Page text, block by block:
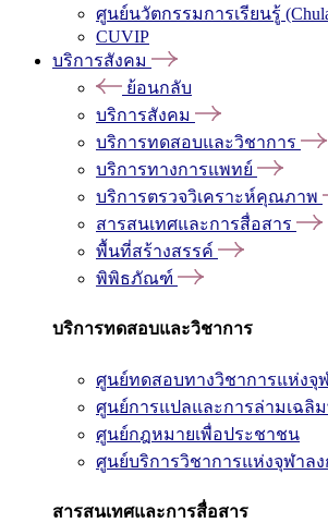
ศูนย์นวัตกรรมการเรียนรู้
CUVIP
บริการสังคม
ย้อนกลับ
บริการสังคม
บริการทดสอบและวิชาการ
บริการทางการแพทย์
บริการตรวจวิเคราะห์คุณภาพ
สารสนเทศและการสื่อสาร
พื้นที่สร้างสรรค์
พิพิธภัณฑ์
บริการทดสอบและวิชาการ
ศูนย์ทดสอบทางวิชาการแห่งจุ
ศูนย์การแปลและการล่ามเฉลิม
ศูนย์กฎหมายเพื่อประชาชน
ศูนย์บริการวิชาการแห่งจุฬาล
สารสนเทศและการสื่อสาร